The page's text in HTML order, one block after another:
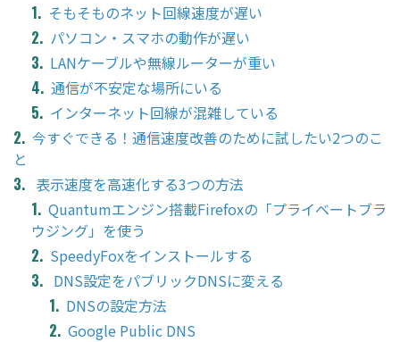
そもそものネット回線速度が遅い
パソコン・スマホの動作が遅い
LANケーブルや無線ルーターが重い
通信が不安定な場所にいる
インターネット回線が混雑している
今すぐできる！通信速度改善のために試したい2つのこ
と
表示速度を高速化する3つの方法
Quantumエンジン搭載Firefoxの「プライベートブラ
ウジング」を使う
SpeedyFoxをインストールする
DNS設定をパブリックDNSに変える
DNSの設定方法
Google Public DNS